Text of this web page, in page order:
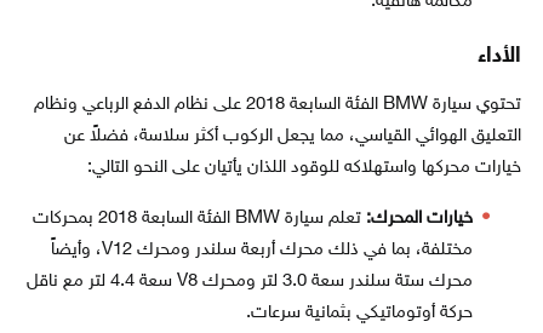
الأداء
تحتوي سيارة BMW الفئة السابعة 2018 على نظام الدفع الرباعي ونظام
التعليق الهوائي القياسي، مما يجعل الركوب أكثر سلاسة، فضلاً عن
خيارات محركها واستهلاكه للوقود اللذان يأتيان على النحو التالي:
خيارات المحرك:
تعلم سيارة BMW الفئة السابعة 2018 بمحركات
مختلفة، بما في ذلك محرك أربعة سلندر ومحرك V12، وأيضاً
محرك ستة سلندر سعة 3.0 لتر ومحرك V8 سعة 4.4 لتر مع ناقل
حركة أوتوماتيكي بثمانية سرعات.